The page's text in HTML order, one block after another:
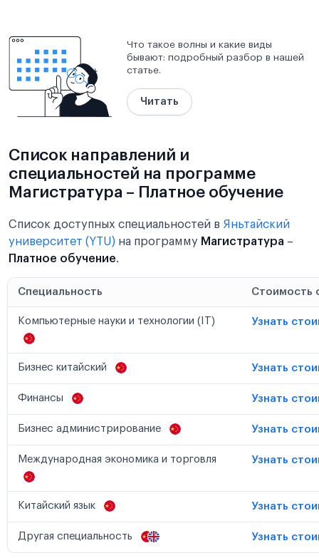
Что такое волны и какие виды
бывают: подробный разбор в нашей
статье.
Читать
Список направлений и
специальностей на программе
Магистратура – Платное обучение
Список доступных специальностей в Яньтайский
университет (YTU) на программу Магистратура –
Платное обучение.
Специальность Стоимость
Компьютерные науки и технологии (IT) Узнать
Бизнес китайский Узнать
Финансы Узнать
Бизнес администрирование Узнать
Международная экономика и торговля Узнать
Китайский язык Узнать
Другая специальность Узнать